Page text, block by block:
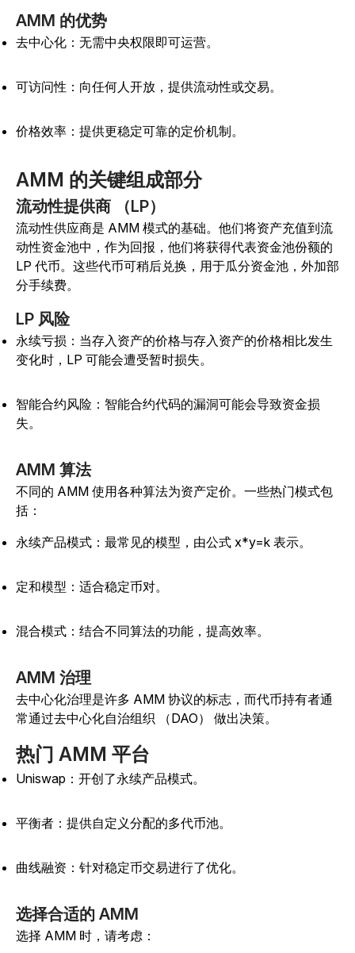
AMM 的优势
去中心化：无需中央权限即可运营。
可访问性：向任何人开放，提供流动性或交易。
价格效率：提供更稳定可靠的定价机制。
AMM 的关键组成部分
流动性提供商 （LP）
流动性供应商是 AMM 模式的基础。他们将资产充值到流
动性资金池中，作为回报，他们将获得代表资金池份额的
LP 代币。这些代币可稍后兑换，用于瓜分资金池，外加部
分手续费。
LP 风险
永续亏损：当存入资产的价格与存入资产的价格相比发生
变化时，LP 可能会遭受暂时损失。
智能合约风险：智能合约代码的漏洞可能会导致资金损
失。
AMM 算法
不同的 AMM 使用各种算法为资产定价。一些热门模式包
括：
永续产品模式：最常见的模型，由公式 x*y=k 表示。
定和模型：适合稳定币对。
混合模式：结合不同算法的功能，提高效率。
AMM 治理
去中心化治理是许多 AMM 协议的标志，而代币持有者通
常通过去中心化自治组织 （DAO） 做出决策。
热门 AMM 平台
Uniswap：开创了永续产品模式。
平衡者：提供自定义分配的多代币池。
曲线融资：针对稳定币交易进行了优化。
选择合适的 AMM
选择 AMM 时，请考虑：